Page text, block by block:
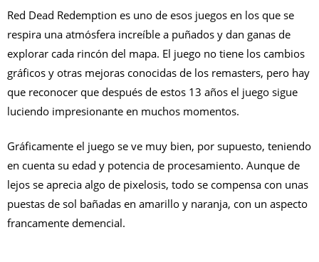
Red Dead Redemption es uno de esos juegos en los que se
respira una atmósfera increíble a puñados y dan ganas de
explorar cada rincón del mapa. El juego no tiene los cambios
gráficos y otras mejoras conocidas de los remasters, pero hay
que reconocer que después de estos 13 años el juego sigue
luciendo impresionante en muchos momentos.
Gráficamente el juego se ve muy bien, por supuesto, teniendo
en cuenta su edad y potencia de procesamiento. Aunque de
lejos se aprecia algo de pixelosis, todo se compensa con unas
puestas de sol bañadas en amarillo y naranja, con un aspecto
francamente demencial.